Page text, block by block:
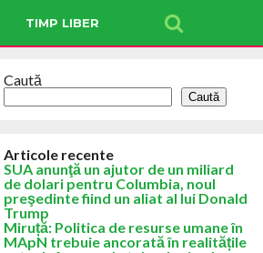
TIMP LIBER
Caută
Caută
Articole recente
SUA anunţă un ajutor de un miliard
de dolari pentru Columbia, noul
preşedinte fiind un aliat al lui Donald
Trump
Miruță: Politica de resurse umane în
MApN trebuie ancorată în realitățile